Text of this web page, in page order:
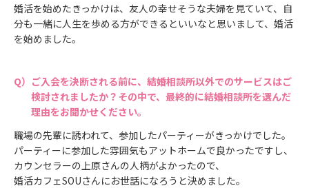
婚活を始めたきっかけは、友人の幸せそうな夫婦を見ていて、自
分も一緒に人生を歩める方ができるといいなと思いまして、婚活
を始めました。
ご入会を決断される前に、結婚相談所以外でのサービスはご
検討されましたか？その中で、最終的に結婚相談所を選んだ
理由をお聞かせください。
職場の先輩に誘われて、参加したパーティーがきっかけでした。
パーティーに参加した雰囲気もアットホームで良かったですし、
カウンセラーの上原さんの人柄がよかったので、
婚活カフェSOUさんにお世話になろうと決めました。